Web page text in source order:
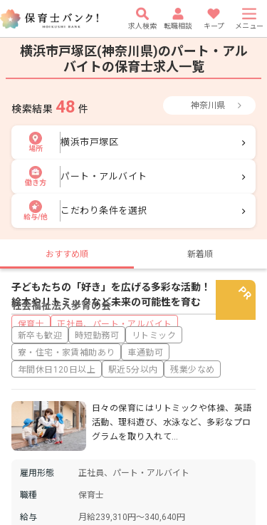
求人検索 転職相談 キープ メニュー
横浜市戸塚区(神奈川県)のパート・アル
バイトの保育士求人一覧
検索結果 48 件 神奈川県
場所
横浜市戸塚区
働き方
パート・アルバイト
給与/他
こだわり条件を選択
おすすめ順 新着順
社会福祉法人歩育の会
保育士 正社員、パート・アルバイト
子どもたちの「好き」を広げる多彩な活動！
絵本やリトミックなど未来の可能性を育む
新卒も歓迎 時短勤務可
リトミック
寮・住宅・家賃補助あり
車通勤可
年間休日120日以上
駅近5分以内 残業少なめ
日々の保育にはリトミックや体操、英語
活動、理科遊び、水泳など、多彩なプロ
グラムを取り入れて…
雇用形態 正社員、パート・アルバイト
職種 保育士
給与 月給239,310円～340,640円